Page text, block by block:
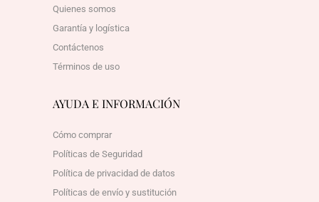
Quienes somos
Garantía y logística
Contáctenos
Términos de uso
AYUDA E INFORMACIÓN
Cómo comprar
Políticas de Seguridad
Política de privacidad de datos
Políticas de envío y sustitución